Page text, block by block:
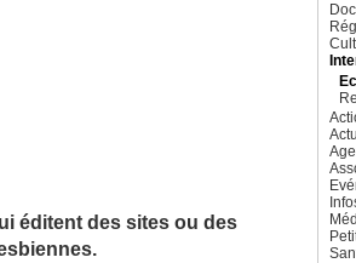
éditent des sites ou des